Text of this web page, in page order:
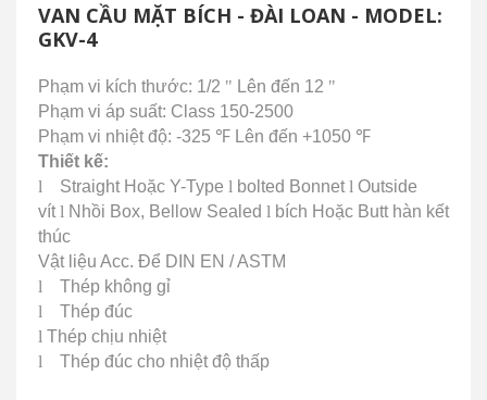
VAN CẦU MẶT BÍCH - ĐÀI LOAN - MODEL:
GKV-4
Phạm vi kích thước: 1/2 " Lên đến 12 "
Phạm vi áp suất: Class 150-2500
Phạm vi nhiệt độ: -325 ℉ Lên đến +1050 ℉
Thiết kế:
l
Straight Hoặc Y-Type l bolted Bonnet l Outside
vít l Nhồi Box, Bellow Sealed l bích Hoặc Butt hàn kết
thúc
Vật liệu Acc. Để DIN EN / ASTM
l
Thép không gỉ
l
Thép đúc
l Thép chịu nhiệt
l
Thép đúc cho nhiệt độ thấp